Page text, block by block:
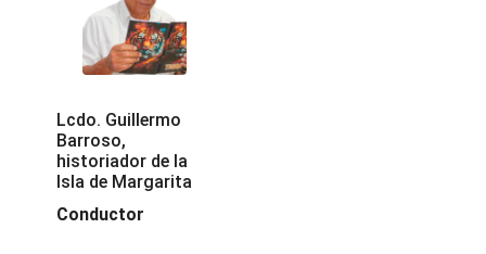
Lcdo. Guillermo
Barroso,
historiador de la
Isla de Margarita
Conductor